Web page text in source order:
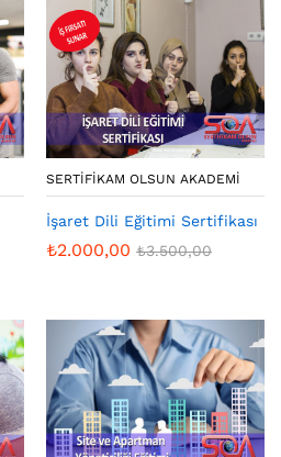
SERTIFIKAM OLSUN AKADEMI
İşaret Dili Eğitimi Sertifikası
₺2.000,00 ₺3.500,00